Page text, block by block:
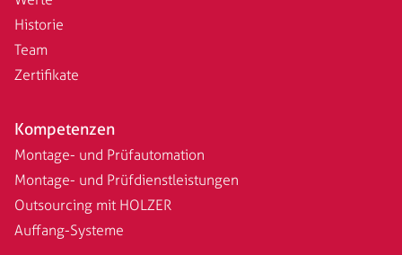
Historie
Team
Zertifikate
Kompetenzen
Montage- und Prüfautomation
Montage- und Prüfdienstleistungen
Outsourcing mit HOLZER
Auffang-Systeme